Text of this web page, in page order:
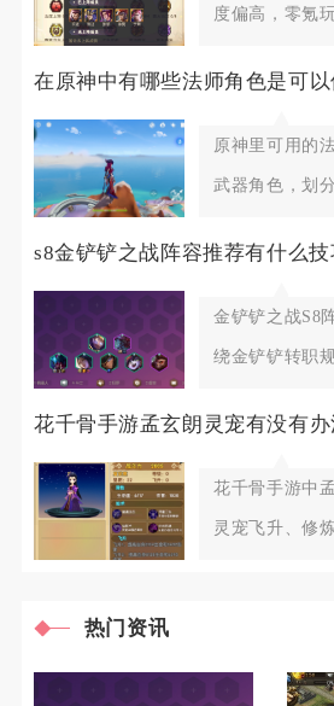
度偏高，零氪
在原神中有哪些法师角色是可以
原神里可用的
武器角色，划
s8金铲铲之战阵容推荐有什么技
金铲铲之战S8
绕金铲铲转职
花千骨手游中
灵宠飞升、修
热门资讯